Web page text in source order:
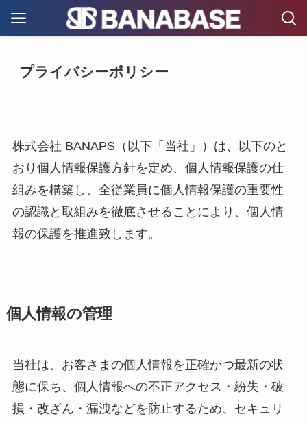
プライバシーポリシー
株式会社 BANAPS（以下「当社」）は、以下のと
おり個人情報保護方針を定め、個人情報保護の仕
組みを構築し、全従業員に個人情報保護の重要性
の認識と取組みを徹底させることにより、個人情
報の保護を推進致します。
個人情報の管理
当社は、お客さまの個人情報を正確かつ最新の状
態に保ち、個人情報への不正アクセス・紛失・破
損・改ざん・漏洩などを防止するため、セキュリ